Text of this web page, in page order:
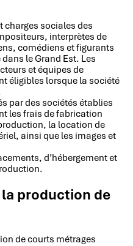
charges sociales des
interprètes de
comédiens et figurants
le Grand Est. Les
et équipes de
éligibles lorsque la société
par des sociétés établies
les frais de fabrication
la location de
ainsi que les images et
d’hébergement et
la production de
de courts métrages